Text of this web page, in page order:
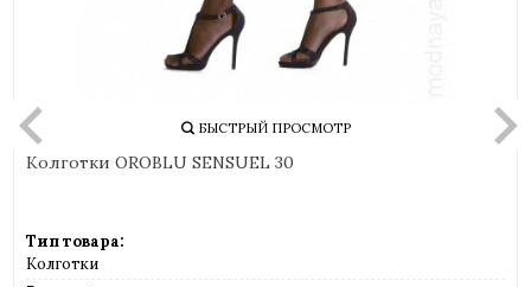
БЫСТРЫЙ ПРОСМОТР
Колготки OROBLU SENSUEL 30
Тип товара:
Колготки